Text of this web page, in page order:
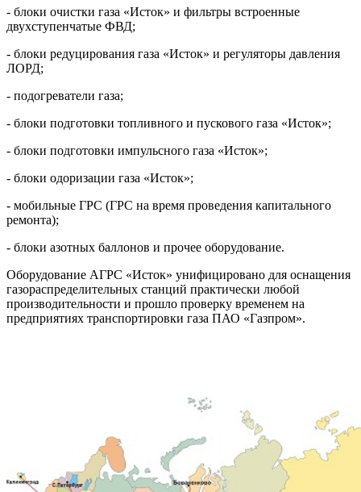
- блоки очистки газа «Исток» и фильтры встроенные
двухступенчатые ФВД;
- блоки редуцирования газа «Исток» и регуляторы давления
ЛОРД;
- подогреватели газа;
- блоки подготовки топливного и пускового газа «Исток»;
- блоки подготовки импульсного газа «Исток»;
- блоки одоризации газа «Исток»;
- мобильные ГРС (ГРС на время проведения капитального
ремонта);
- блоки азотных баллонов и прочее оборудование.
Оборудование АГРС «Исток» унифицировано для оснащения
газораспределительных станций практически любой
производительности и прошло проверку временем на
предприятиях транспортировки газа ПАО «Газпром».